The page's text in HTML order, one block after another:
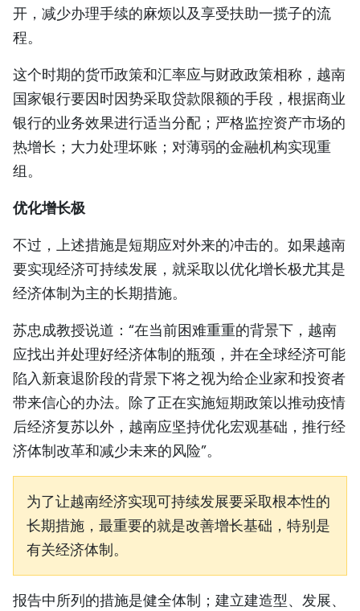
开，减少办理手续的麻烦以及享受扶助一揽子的流
程。
这个时期的货币政策和汇率应与财政政策相称，越南
国家银行要因时因势采取贷款限额的手段，根据商业
银行的业务效果进行适当分配；严格监控资产市场的
热增长；大力处理坏账；对薄弱的金融机构实现重
组。
优化增长极
不过，上述措施是短期应对外来的冲击的。如果越南
要实现经济可持续发展，就采取以优化增长极尤其是
经济体制为主的长期措施。
苏忠成教授说道：“在当前困难重重的背景下，越南
应找出并处理好经济体制的瓶颈，并在全球经济可能
陷入新衰退阶段的背景下将之视为给企业家和投资者
带来信心的办法。除了正在实施短期政策以推动疫情
后经济复苏以外，越南应坚持优化宏观基础，推行经
济体制改革和减少未来的风险”。
为了让越南经济实现可持续发展要采取根本性的
长期措施，最重要的就是改善增长基础，特别是
有关经济体制。
报告中所列的措施是健全体制；建立建造型、发展、